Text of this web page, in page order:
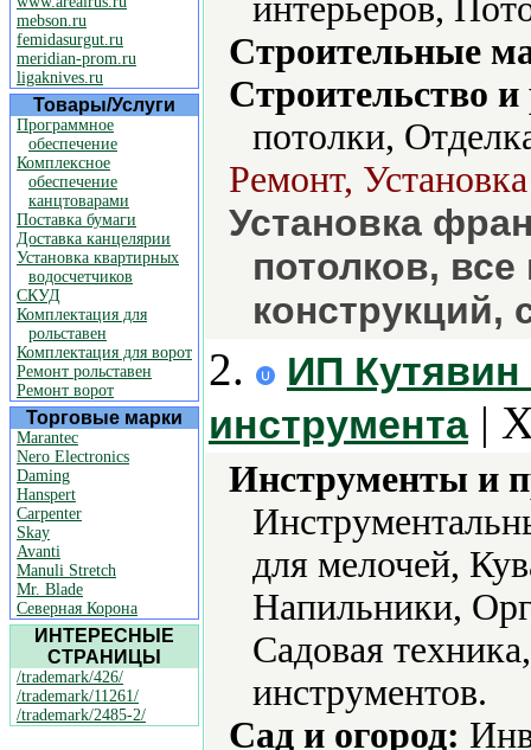
mebson.ru
femidasurgut.ru
meridian-prom.ru
ligaknives.ru
Товары/Услуги
Программное
обеспечение
Комплексное
обеспечение
канцтоварами
Поставка бумаги
Доставка канцелярии
Установка квартирных
водосчетчиков
СКУД
Комплектация для
рольставен
Комплектация для ворот
Ремонт рольставен
Ремонт ворот
Торговые марки
Marantec
Nero Electronics
Daming
Hanspert
Carpenter
Skay
Avanti
Manuli Stretch
Mr. Blade
Северная Корона
ИНТЕРЕСНЫЕ
СТРАНИЦЫ
/trademark/426/
/trademark/11261/
/trademark/2485-2/
интерьеров,
Строительные
Строительство
потолки,
Ремонт,
Установка
потолков,
конструкций,
2.
ИП
инструмента|
Инструменты и
для мелочей,
Напильники,
Садовая
инструментов.
Сад и огород: